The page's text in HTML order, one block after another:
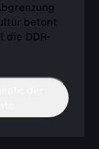
betont
die DDR-